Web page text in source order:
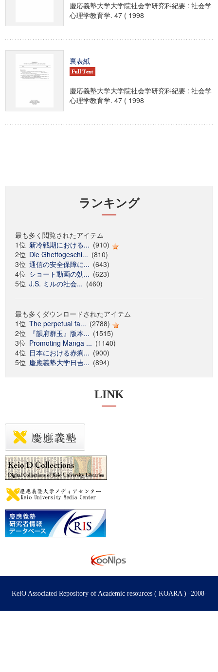
慶応義塾大学大学院社会学研究科紀要 : 社会学
心理学教育学. 47 ( 1998
裏表紙
慶応義塾大学大学院社会学研究科紀要 : 社会学
心理学教育学. 47 ( 1998
ランキング
最も多く閲覧されたアイテム
1位 新冷戦期における... (910)
2位 Die Ghettogeschi... (810)
3位 通信の安全保障に... (643)
4位 ショート動画の効... (623)
5位 J.S. ミルの社会... (460)
最も多くダウンロードされたアイテム
1位 The perpetual fa... (2788)
2位
『韻府群玉』版本... (1515)
3位 Promoting Manga ... (1140)
4位 日本における赤痢... (900)
5位 慶應義塾大学日吉... (894)
LINK
KeiO Associated Repository of Academic resources ( KOARA ) -2008-